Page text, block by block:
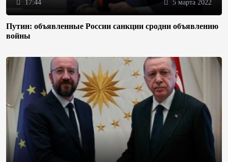
17:44 5 марта 2022
Путин: объявленные России санкции сродни объявлению
войны